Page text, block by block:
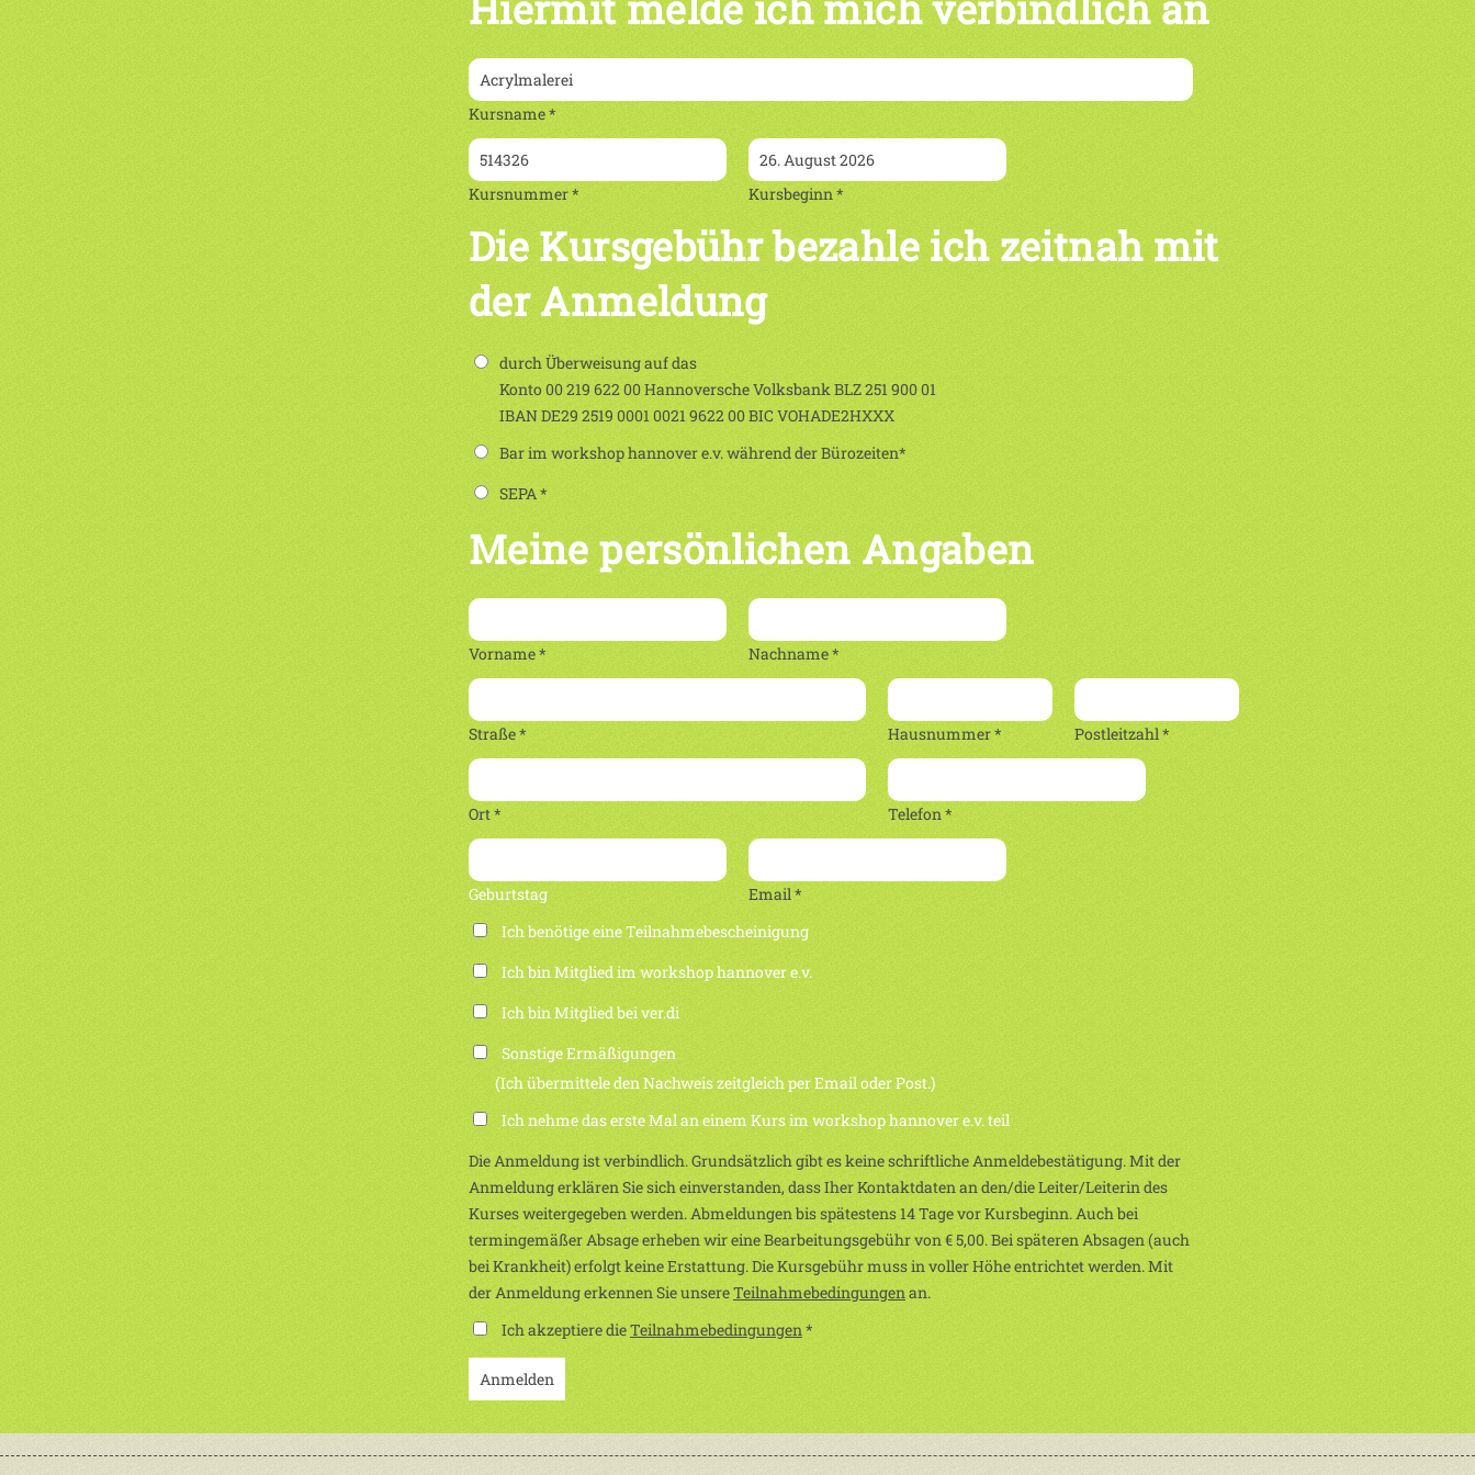
Kursname *
Kursnummer * Kursbeginn *
Die Kursgebühr bezahle ich zeitnah mit
der Anmeldung
durch Überweisung auf das
Konto 00 219 622 00 Hannoversche Volksbank BLZ 251 900 01
IBAN DE29 2519 0001 0021 9622 00 BIC VOHADE2HXXX
Bar im workshop hannover e.v. während der Bürozeiten*
SEPA *
Meine persönlichen Angaben
Vorname * Nachname *
Straße * Hausnummer * Postleitzahl *
Ort * Telefon *
Geburtstag
Email *
Ich benötige eine Teilnahmebescheinigung
Ich bin Mitglied im workshop hannover e.v.
Ich bin Mitglied bei ver.di
Sonstige Ermäßigungen
(Ich übermittele den Nachweis zeitgleich per Email oder Post.)
Ich nehme das erste Mal an einem Kurs im workshop hannover e.v. teil
Die Anmeldung ist verbindlich. Grundsätzlich gibt es keine schriftliche Anmeldebestätigung. Mit der
Anmeldung erklären Sie sich einverstanden, dass Iher Kontaktdaten an den/die Leiter/Leiterin des
Kurses weitergegeben werden. Abmeldungen bis spätestens 14 Tage vor Kursbeginn. Auch bei
termingemäßer Absage erheben wir eine Bearbeitungsgebühr von € 5,00. Bei späteren Absagen (auch
bei Krankheit) erfolgt keine Erstattung. Die Kursgebühr muss in voller Höhe entrichtet werden. Mit
der Anmeldung erkennen Sie unsereTeilnahmebedingungenan.
Ich akzeptiere dieTeilnahmebedingungen*
Anmelden